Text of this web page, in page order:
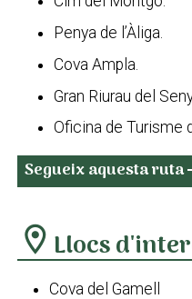
Penya de l’Àliga.
Cova Ampla.
Gran Riurau del
Oficina de Turisme
Segueix aquesta ruta
location_on Llocs
Cova del Gamell